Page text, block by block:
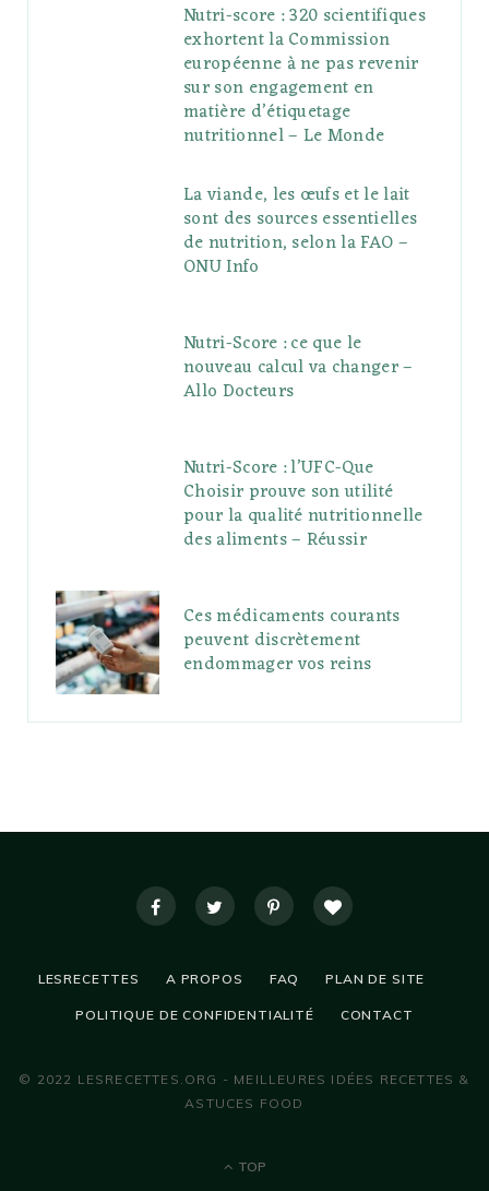
Nutri-score : 320 scientifiques
exhortent la Commission
européenne à ne pas revenir
sur son engagement en
matière d’étiquetage
nutritionnel – Le Monde
La viande, les œufs et le lait
sont des sources essentielles
de nutrition, selon la FAO –
ONU Info
Nutri-Score : ce que le
nouveau calcul va changer –
Allo Docteurs
Nutri-Score : l’UFC-Que
Choisir prouve son utilité
pour la qualité nutritionnelle
des aliments – Réussir
Ces médicaments courants
peuvent discrètement
endommager vos reins
LESRECETTES A PROPOS FAQ PLAN DE SITE
POLITIQUE DE CONFIDENTIALITÉ CONTACT
© 2022 LESRECETTES.ORG - MEILLEURES IDÉES RECETTES &
ASTUCES FOOD
TOP